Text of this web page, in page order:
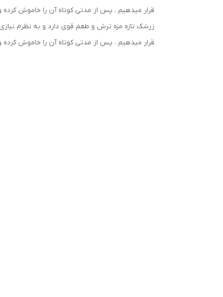
قرار میدهیم . پس از مدتی کوتاه آن را خاموش
زرشک تازه مزه ترش و طعم قوی دارد و به نظرم
قرار میدهیم . پس از مدتی کوتاه آن را خاموش